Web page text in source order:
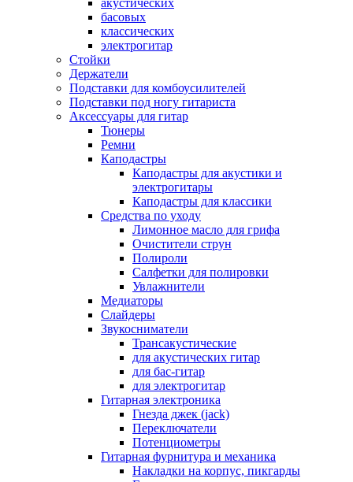
басовых
классических
электрогитар
Стойки
Держатели
Подставки для комбоусилителей
Подставки под ногу гитариста
Аксессуары для гитар
Тюнеры
Ремни
Каподастры
Каподастры для акустики и
электрогитары
Каподастры для классики
Средства по уходу
Лимонное масло для грифа
Очистители струн
Полироли
Салфетки для полировки
Увлажнители
Медиаторы
Слайдеры
Звукосниматели
Трансакустические
для акустических гитар
для бас-гитар
для электрогитар
Гитарная электроника
Гнезда джек (jack)
Переключатели
Потенциометры
Гитарная фурнитура и механика
Накладки на корпус, пикгарды